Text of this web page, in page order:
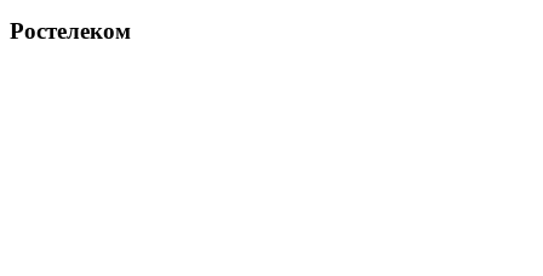
Ростелеком